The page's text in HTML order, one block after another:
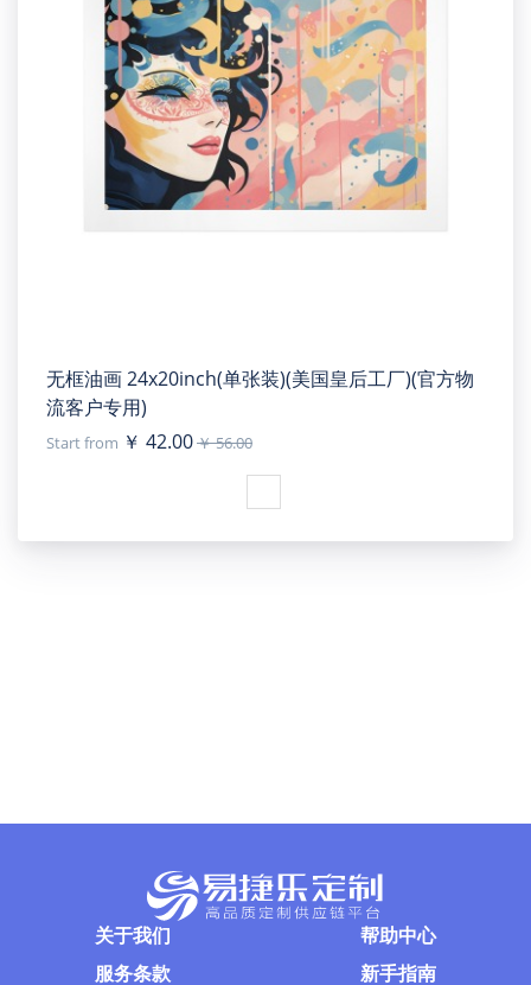
无框油画 24x20inch(单张装)(美国皇后工厂)(官方物
流客户专用)
Start from ￥ 42.00￥ 56.00
关于我们
服务条款
帮助中心
新手指南